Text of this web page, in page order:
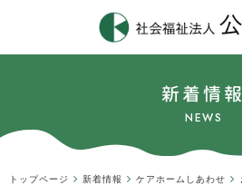
新着情報
NEWS
トップページ 新着情報 ケアホームしあわせ